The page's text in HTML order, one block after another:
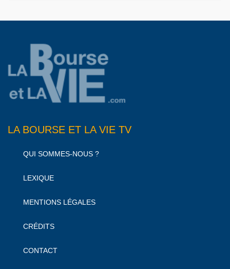
LA BOURSE ET LA VIE TV
QUI SOMMES-NOUS ?
LEXIQUE
MENTIONS LÉGALES
CRÉDITS
CONTACT